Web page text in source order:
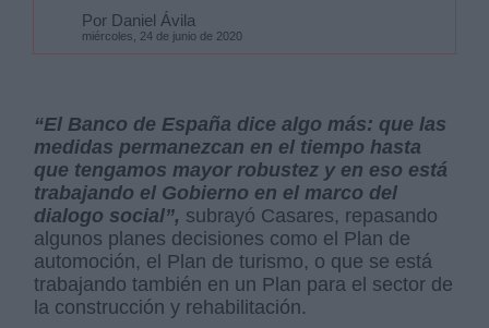
Por Daniel Ávila
miércoles, 24 de junio de 2020
“El Banco de España dice algo más: que las
medidas permanezcan en el tiempo hasta
que tengamos mayor robustez y en eso está
trabajando el Gobierno en el marco del
dialogo social”, subrayó Casares, repasando
algunos planes decisiones como el Plan de
automoción, el Plan de turismo, o que se está
trabajando también en un Plan para el sector de
la construcción y rehabilitación.